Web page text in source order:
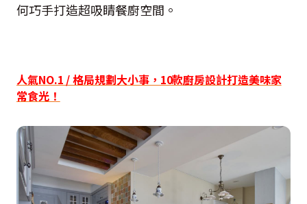
何巧手打造超吸睛餐廚空間。
人氣NO.1 / 格局規劃大小事，10款廚房設計打造美味家
常食光！